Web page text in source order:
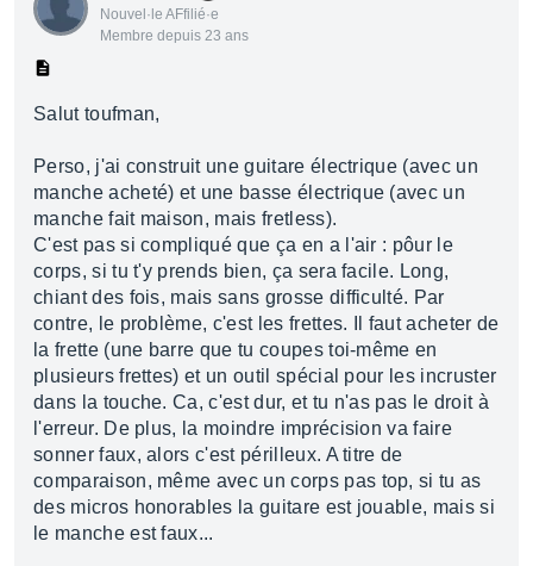
Nouvel·le AFfilié·e
Membre depuis 23 ans
Salut toufman,
Perso, j'ai construit une guitare électrique (avec un
manche acheté) et une basse électrique (avec un
manche fait maison, mais fretless).
C'est pas si compliqué que ça en a l'air : pôur le
corps, si tu t'y prends bien, ça sera facile. Long,
chiant des fois, mais sans grosse difficulté. Par
contre, le problème, c'est les frettes. Il faut acheter de
la frette (une barre que tu coupes toi-même en
plusieurs frettes) et un outil spécial pour les incruster
dans la touche. Ca, c'est dur, et tu n'as pas le droit à
l'erreur. De plus, la moindre imprécision va faire
sonner faux, alors c'est périlleux. A titre de
comparaison, même avec un corps pas top, si tu as
des micros honorables la guitare est jouable, mais si
le manche est faux...